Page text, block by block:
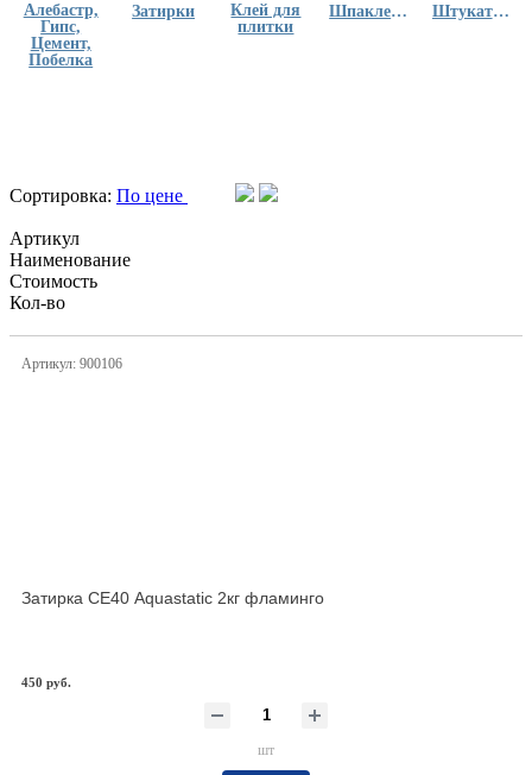
Алебастр,
Гипс,
Цемент,
Побелка
Затирки
Клей для
плитки
Шпаклевка Штукатурка
Сортировка: По цене
Артикул
Наименование
Стоимость
Кол-во
Артикул: 900106
Затирка СЕ40 Aquastatic 2кг фламинго
450 руб.
шт